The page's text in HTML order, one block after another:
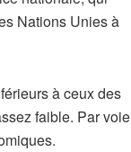
Nations Unies à
à ceux des
faible. Par voie